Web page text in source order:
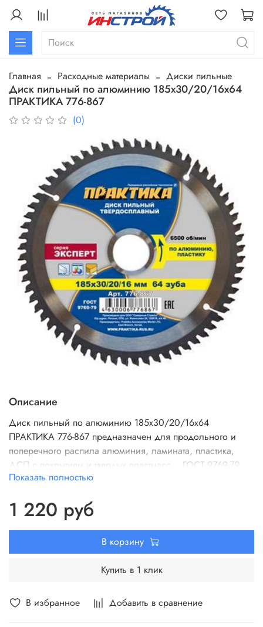
Главная Расходные материалы Диски пильные
Диск пильный по алюминию 185х30/20/16х64
ПРАКТИКА 776-867
(0)
В избранное Добавить в сравнение
Описание
Диск пильный по алюминию 185х30/20/16х64
ПРАКТИКА 776-867 предназначен для продольного и
поперечного распила алюминия, ламината, пластика,
ДСП с покрытием и твердых пластмасс. ГОСТ 9769-79.
Серия "Эксперт" Специализированный пильный диск
увеличенной толщине тела, диск серии Эксперт
выдерживает самые высокие нагрузки. Углы атаки зубов
оптимально подобраны для каждого типа используемого
оборудования, будь то ручная дисковая или
стационарная торцовочная пила.
Показать полностью
1 220 руб
В корзину
Купить в 1 клик